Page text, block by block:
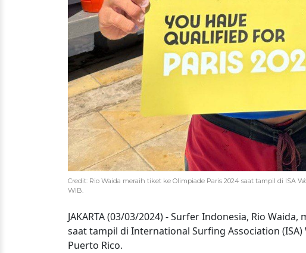
Credit: Rio Waida meraih tiket ke Olimpiade Paris 2024 saat tampil di ISA
WIB.
JAKARTA (03/03/2024) - Surfer Indonesia, Rio
saat tampil di International Surfing Association
Puerto Rico.